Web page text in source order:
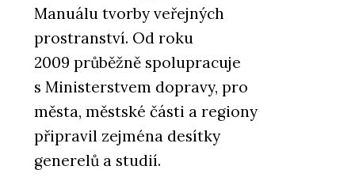
Manuálu tvorby veřejných
prostranství. Od roku
2009 průběžně spolupracuje
s Ministerstvem dopravy, pro
města, městské části a regiony
připravil zejména desítky
generelů a studií.